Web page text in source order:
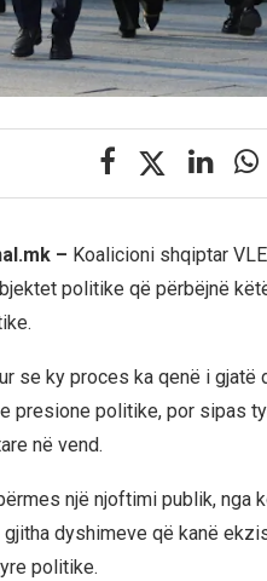
– Koalicioni shqiptar
politike që përbëjnë
se ky proces ka qenë i
presione politike, por sipas
në vend.
një njoftimi publik, nga
dyshimeve që kanë
politike.